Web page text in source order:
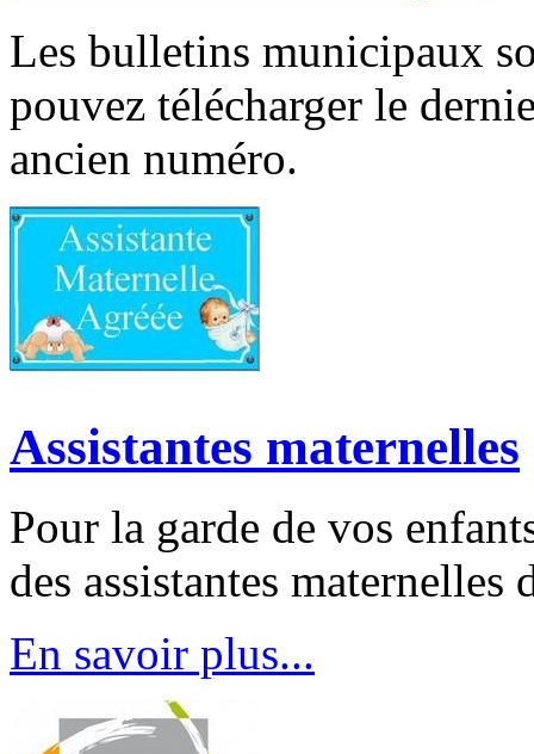
Les bulletins municipaux
pouvez télécharger le
ancien numéro.
Assistantes maternelles
Pour la garde de vos
des assistantes
En savoir plus...